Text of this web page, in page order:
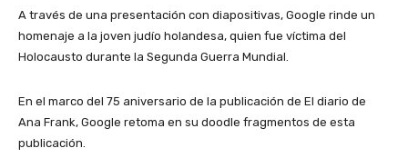
A través de una presentación con diapositivas, Google rinde un
homenaje a la joven judío holandesa, quien fue víctima del
Holocausto durante la Segunda Guerra Mundial.
En el marco del 75 aniversario de la publicación de El diario de
Ana Frank, Google retoma en su doodle fragmentos de esta
publicación.